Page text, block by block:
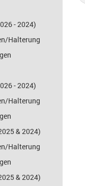
- 2024)
Halterung
- 2024)
Halterung
& 2024)
Halterung
& 2024)